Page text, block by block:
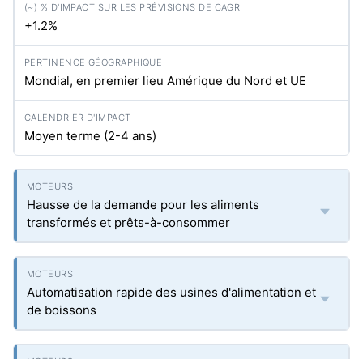
+1.2%
Mondial, en premier lieu Amérique du Nord et UE
Moyen terme (2-4 ans)
Hausse de la demande pour les aliments
transformés et prêts-à-consommer
Automatisation rapide des usines d'alimentation et
de boissons